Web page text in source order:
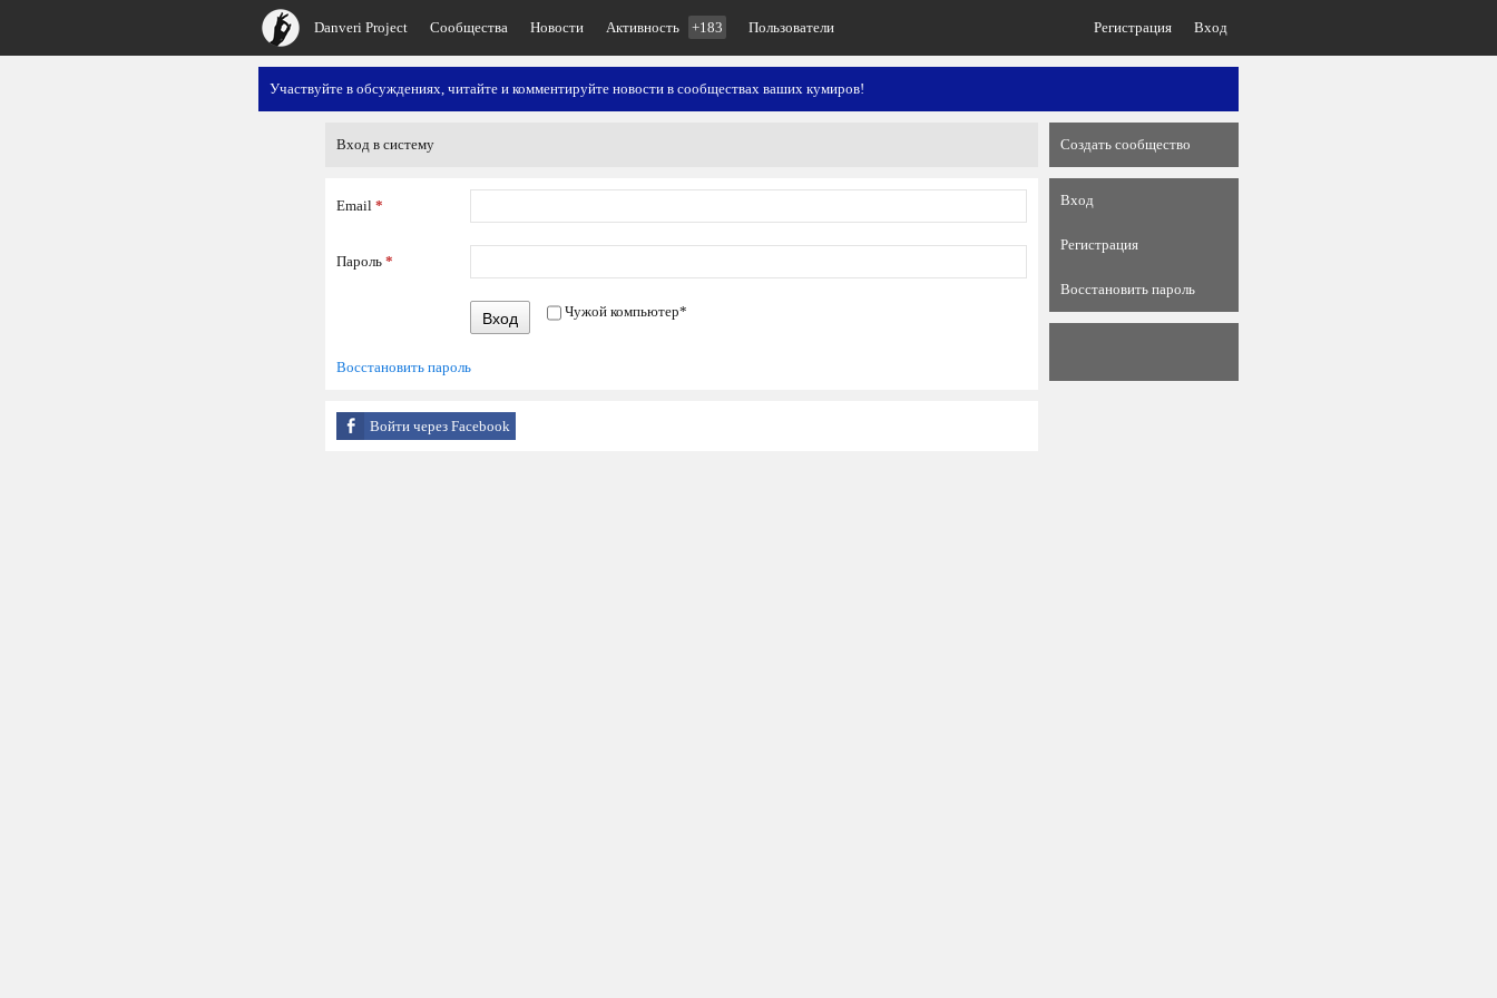
Danveri Project Сообщества Новости Активность +183 Пользователи Регистрация Вход
Участвуйте в обсуждениях, читайте и комментируйте новости в сообществах ваших кумиров!
Вход в систему
Email *
Пароль *
Вход Чужой компьютер*
Восстановить пароль
Войти через Facebook
Создать сообщество
Вход
Регистрация
Восстановить пароль